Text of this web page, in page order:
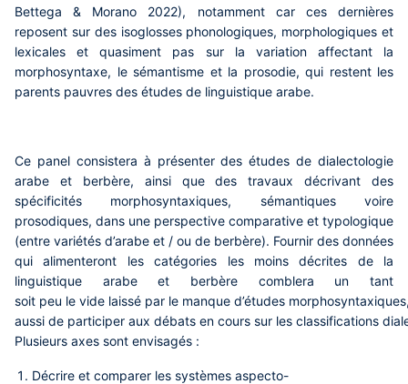
Bettega & Morano 2022), notamment car ces dernières
reposent sur des isoglosses phonologiques, morphologiques et
lexicales et quasiment pas sur la variation affectant la
morphosyntaxe, le sémantisme et la prosodie, qui restent les
parents pauvres des études de linguistique arabe.
Ce panel consistera à présenter des études de dialectologie
arabe et berbère, ainsi que des travaux décrivant des
spécificités morphosyntaxiques, sémantiques voire
prosodiques, dans une perspective comparative et typologique
(entre variétés d’arabe et / ou de berbère). Fournir des données
qui alimenteront les catégories les moins décrites de la
linguistique arabe et berbère comblera un tant
soit peu le vide laissé par le manque d’études
aussi de participer aux débats en cours sur les classifications
Plusieurs axes sont envisagés :
Décrire et comparer les systèmes aspecto-